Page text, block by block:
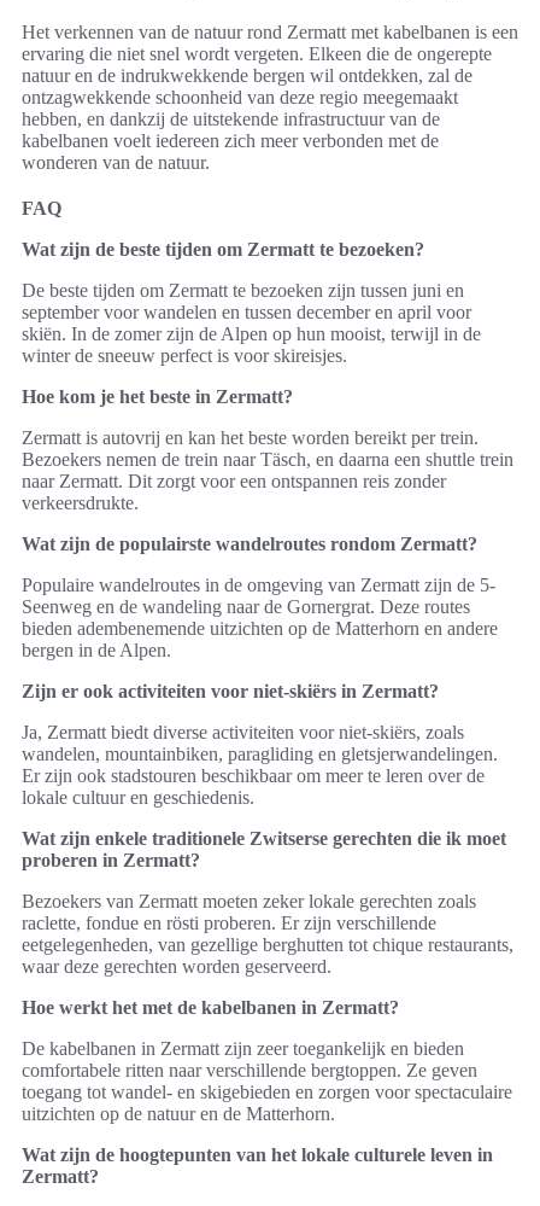
Het verkennen van de natuur rond Zermatt met kabelbanen is een
ervaring die niet snel wordt vergeten. Elkeen die de ongerepte
natuur en de indrukwekkende bergen wil ontdekken, zal de
ontzagwekkende schoonheid van deze regio meegemaakt
hebben, en dankzij de uitstekende infrastructuur van de
kabelbanen voelt iedereen zich meer verbonden met de
wonderen van de natuur.
FAQ
Wat zijn de beste tijden om Zermatt te bezoeken?
De beste tijden om Zermatt te bezoeken zijn tussen juni en
september voor wandelen en tussen december en april voor
skiën. In de zomer zijn de Alpen op hun mooist, terwijl in de
winter de sneeuw perfect is voor skireisjes.
Hoe kom je het beste in Zermatt?
Zermatt is autovrij en kan het beste worden bereikt per trein.
Bezoekers nemen de trein naar Täsch, en daarna een shuttle trein
naar Zermatt. Dit zorgt voor een ontspannen reis zonder
verkeersdrukte.
Wat zijn de populairste wandelroutes rondom Zermatt?
Populaire wandelroutes in de omgeving van Zermatt zijn de 5-
Seenweg en de wandeling naar de Gornergrat. Deze routes
bieden adembenemende uitzichten op de Matterhorn en andere
bergen in de Alpen.
Zijn er ook activiteiten voor niet-skiërs in Zermatt?
Ja, Zermatt biedt diverse activiteiten voor niet-skiërs, zoals
wandelen, mountainbiken, paragliding en gletsjerwandelingen.
Er zijn ook stadstouren beschikbaar om meer te leren over de
lokale cultuur en geschiedenis.
Wat zijn enkele traditionele Zwitserse gerechten die ik moet
proberen in Zermatt?
Bezoekers van Zermatt moeten zeker lokale gerechten zoals
raclette, fondue en rösti proberen. Er zijn verschillende
eetgelegenheden, van gezellige berghutten tot chique restaurants,
waar deze gerechten worden geserveerd.
Hoe werkt het met de kabelbanen in Zermatt?
De kabelbanen in Zermatt zijn zeer toegankelijk en bieden
comfortabele ritten naar verschillende bergtoppen. Ze geven
toegang tot wandel- en skigebieden en zorgen voor spectaculaire
uitzichten op de natuur en de Matterhorn.
Wat zijn de hoogtepunten van het lokale culturele leven in
Zermatt?